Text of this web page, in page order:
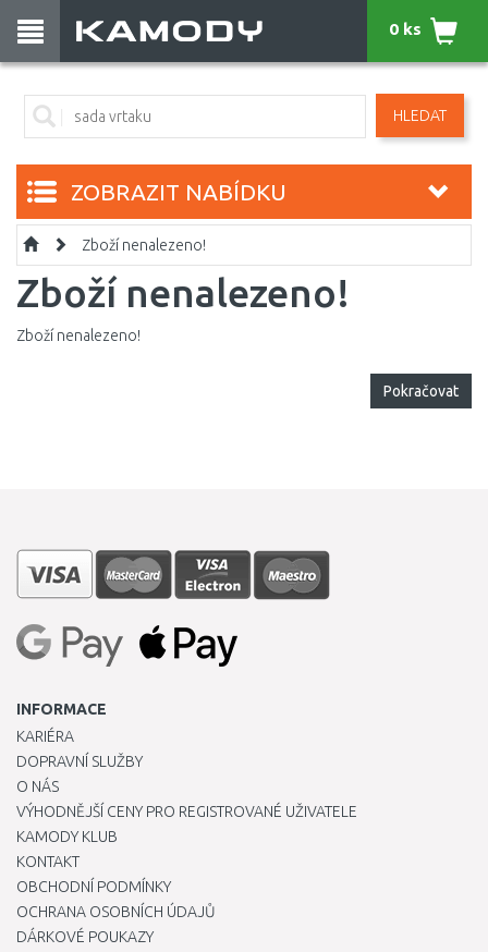
HLEDAT
0 ks
ZOBRAZIT NABÍDKU
Zboží nenalezeno!
Zboží nenalezeno!
Zboží nenalezeno!
Pokračovat
INFORMACE
KARIÉRA
DOPRAVNÍ SLUŽBY
O NÁS
VÝHODNĚJŠÍ CENY PRO REGISTROVANÉ UŽIVATELE
KAMODY KLUB
KONTAKT
OBCHODNÍ PODMÍNKY
OCHRANA OSOBNÍCH ÚDAJŮ
DÁRKOVÉ POUKAZY